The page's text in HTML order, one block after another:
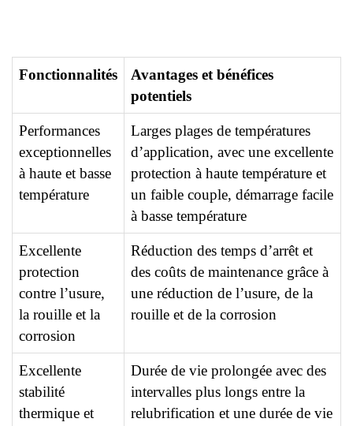
Fonctionnalités
Avantages et bénéfices
potentiels
Performances
exceptionnelles
à haute et basse
température
Larges plages de températures
d’application, avec une excellente
protection à haute température et
un faible couple, démarrage facile
à basse température
Excellente
protection
contre l’usure,
la rouille et la
corrosion
Réduction des temps d’arrêt et
des coûts de maintenance grâce à
une réduction de l’usure, de la
rouille et de la corrosion
Excellente
stabilité
thermique et
Durée de vie prolongée avec des
intervalles plus longs entre la
relubrification et une durée de vie